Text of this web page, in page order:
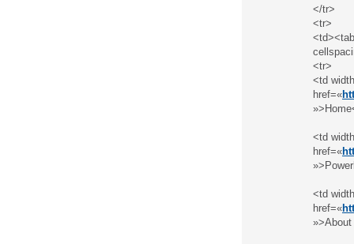
</tr>
<tr>
<tr>
<td
href=«
<td
href=«
<td
href=«